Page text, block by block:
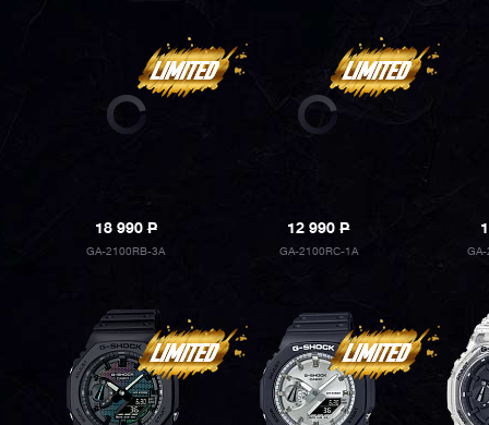
18 990P
GA-2100RB-3A
12 990P
GA-2100RC-1A